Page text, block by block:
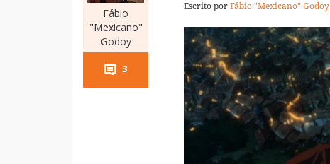
Fábio
"Mexicano"
Godoy
3
Escrito porFábio "Mexicano" Godoy